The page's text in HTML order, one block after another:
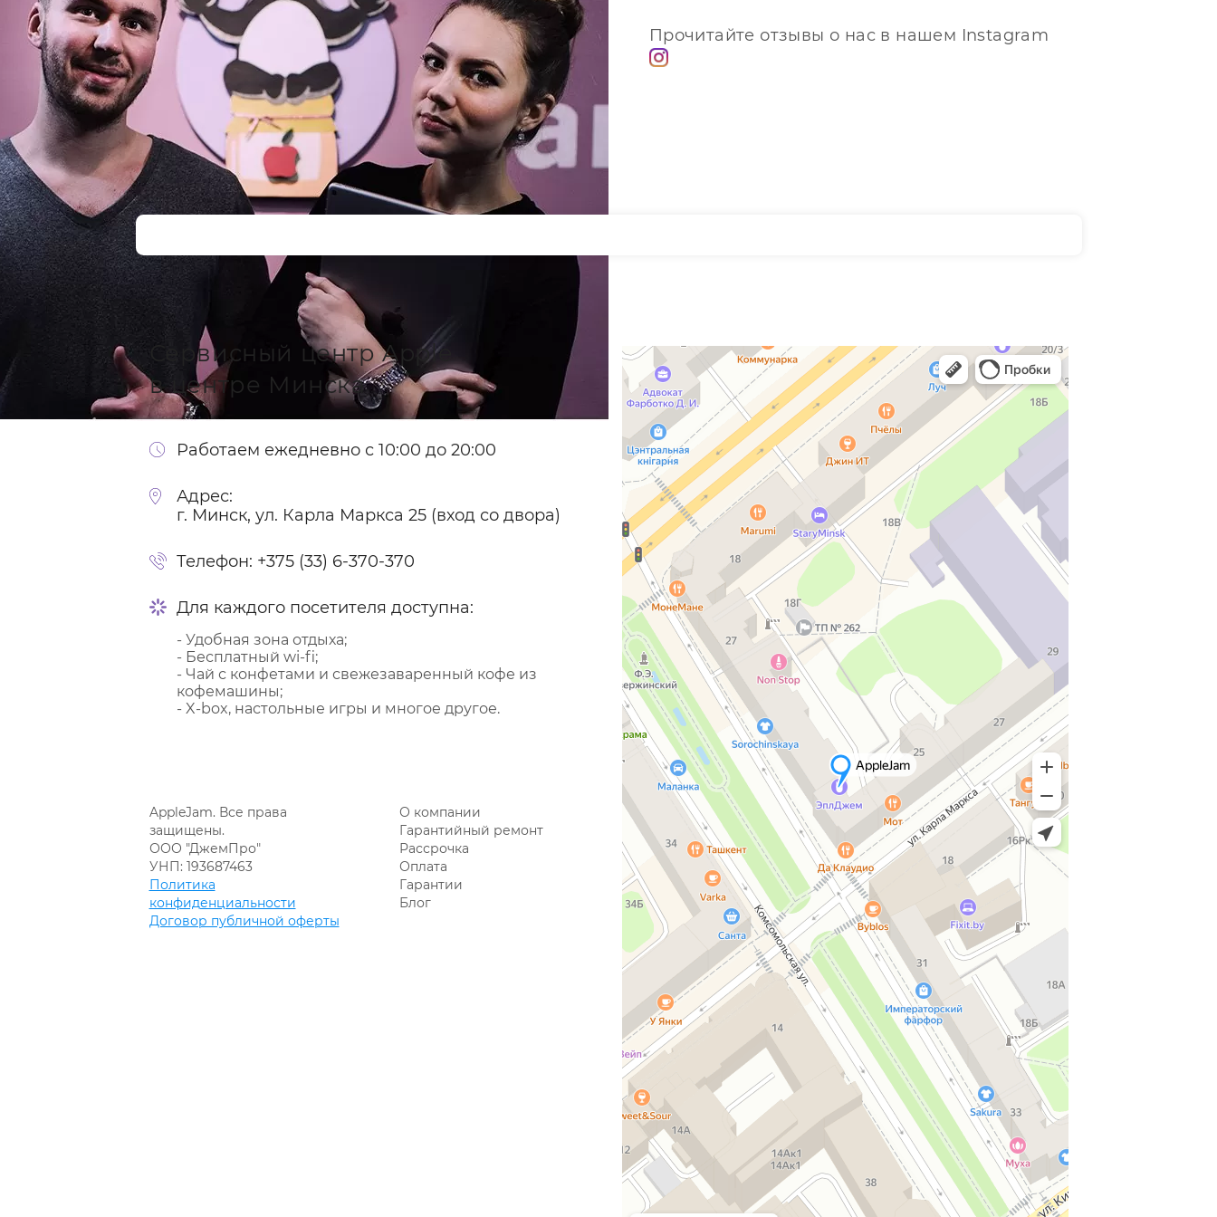
Прочитайте отзывы о нас в нашем Instagram
Сервисный центр Apple
в центре Минска
Работаем ежедневно с 10:00 до 20:00
Адрес:
г. Минск, ул. Карла Маркса 25 (вход со двора)
Телефон: +375 (33) 6-370-370
Для каждого посетителя доступна:
- Удобная зона отдыха;
- Бесплатный wi-fi;
- Чай с конфетами и свежезаваренный кофе из
кофемашины;
- X-box, настольные игры и многое другое.
AppleJam. Все права
защищены.
ООО "ДжемПро"
УНП: 193687463
Политика
конфиденциальности
Договор публичной оферты
О компании
Гарантийный ремонт
Рассрочка
Оплата
Гарантии
Блог